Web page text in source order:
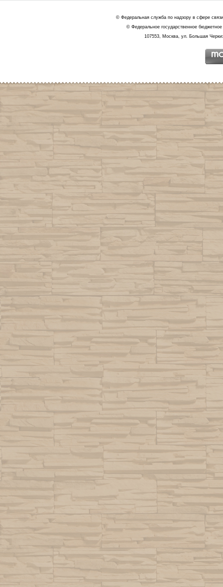
© Федеральная служба по надзору в сфере
© Федеральное государственное
107553, Москва, ул. Большая